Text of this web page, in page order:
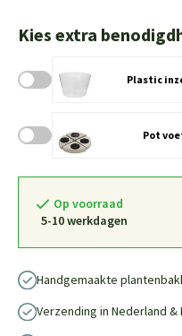
Kies extra
Plastic
Pot
Op voorraad
5-10 werkdagen
Handgemaakte
Verzending in Nederland &